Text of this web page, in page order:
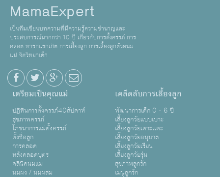
MamaExpert
เป็นทีมเขียนบทความที่มีความรู้ความชำนาญและ
ประสบการณ์มากกว่า 10 ปี เกี่ยวกับการตั้งครรภ์ การ
คลอด ทารกแรกเกิด การเลี้ยงลูก การเลี้ยงลูกด้วยนม
แม่ จิตวิทยาเด็ก
เตรียมเป็นคุณแม่
ปฏิทินการตั้งครรภ์40สัปดาห์
สุขภาพครรภ์
โภชนาการแม่ตั้งครรภ์
ตั้งชื่อลูก
การคลอด
หลังคลอดบุตร
คลินิคนมแม่
นมผง / นมผสม
เคล็ดลับการเลี้ยงลูก
พัฒนาการเด็ก 0 - 6 ปี
เลี้ยงลูกวัยแบบเบาะ
เลี้ยงลูกวัยเตาะเเตะ
เลี้ยงลูกวัยอนุบาล
เลี้ยงลูกวัยเรียน
เลี้ยงลูกวัยรุ่น
สุขภาพลูกรัก
เมนูลูกรัก